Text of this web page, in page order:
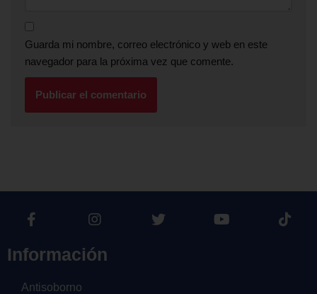
Guarda mi nombre, correo electrónico y web en este
navegador para la próxima vez que comente.
Información
Antisoborno